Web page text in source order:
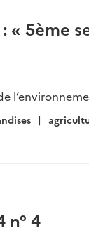
« 5ème
n° 4